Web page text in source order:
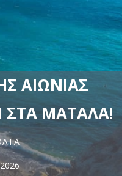
ΑΙΏΝΙΑΣ
ΣΤΑ ΜΆΤΑΛΑ!